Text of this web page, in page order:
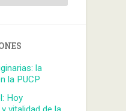
la
la PUCP
Hoy